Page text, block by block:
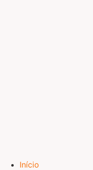
Início